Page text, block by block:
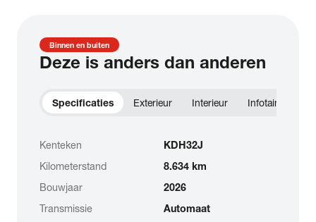
Binnen en buiten
Deze is anders dan anderen
Specificaties Exterieur Interieur Infotainment
Kenteken
KDH32J
Kilometerstand
8.634 km
Bouwjaar
2026
Transmissie
Automaat